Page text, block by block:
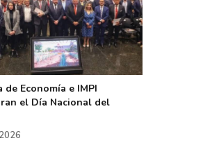
de Economía e IMPI
el Día Nacional del